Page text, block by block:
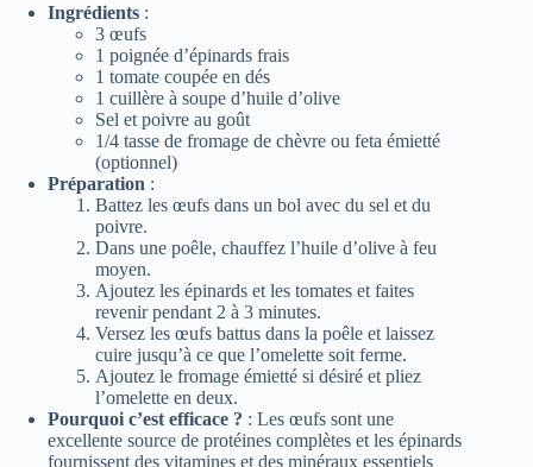
Ingrédients :
3 œufs
1 poignée d’épinards frais
1 tomate coupée en dés
1 cuillère à soupe d’huile d’olive
Sel et poivre au goût
1/4 tasse de fromage de chèvre ou feta émietté
(optionnel)
Préparation :
Battez les œufs dans un bol avec du sel et du
poivre.
Dans une poêle, chauffez l’huile d’olive à feu
moyen.
Ajoutez les épinards et les tomates et faites
revenir pendant 2 à 3 minutes.
Versez les œufs battus dans la poêle et laissez
cuire jusqu’à ce que l’omelette soit ferme.
Ajoutez le fromage émietté si désiré et pliez
l’omelette en deux.
Pourquoi c’est efficace ? : Les œufs sont une
excellente source de protéines complètes et les épinards
fournissent des vitamines et des minéraux essentiels